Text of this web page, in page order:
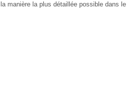
manière la plus détaillée possible dans